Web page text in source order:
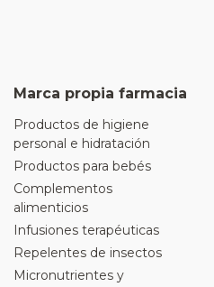
Marca propia farmacia
Productos de higiene
personal e hidratación
Productos para bebés
Complementos
alimenticios
Infusiones terapéuticas
Repelentes de insectos
Micronutrientes y